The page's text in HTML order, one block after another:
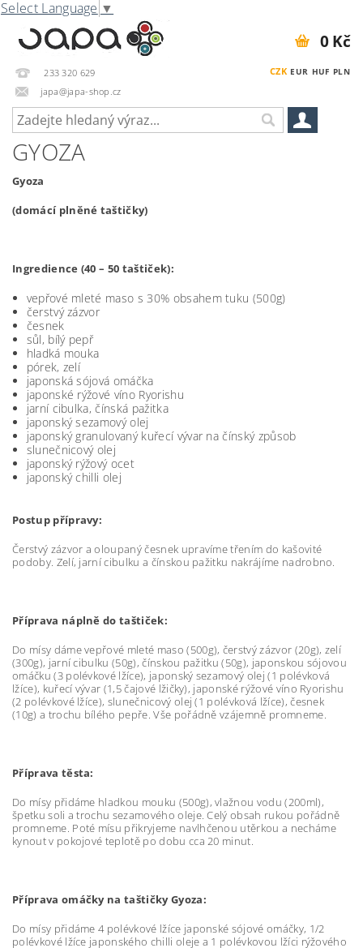
Select Language ▼
233 320 629
japa@japa-shop.cz
CZK EUR HUF PLN
0 Kč
GYOZA
Gyoza
(domácí plněné taštičky)
Ingredience (40 – 50 taštiček):
vepřové mleté maso s 30% obsahem tuku (500g)
čerstvý zázvor
česnek
sůl, bílý pepř
hladká mouka
pórek, zelí
japonská sójová omáčka
japonské rýžové víno Ryorishu
jarní cibulka, čínská pažitka
japonský sezamový olej
japonský granulovaný kuřecí vývar na čínský způsob
slunečnicový olej
japonský rýžový ocet
japonský chilli olej
Postup přípravy:
Čerstvý zázvor a oloupaný česnek upravíme třením do kašovité
podoby. Zelí, jarní cibulku a čínskou pažitku nakrájíme nadrobno.
Příprava náplně do taštiček:
Do mísy dáme vepřové mleté maso (500g), čerstvý zázvor (20g), zelí
(300g), jarní cibulku (50g), čínskou pažitku (50g), japonskou sójovou
omáčku (3 polévkové lžíce), japonský sezamový olej (1 polévková
lžíce), kuřecí vývar (1,5 čajové lžičky), japonské rýžové víno Ryorishu
(2 polévkové lžíce), slunečnicový olej (1 polévková lžíce), česnek
(10g) a trochu bílého pepře. Vše pořádně vzájemně promneme.
Příprava těsta:
Do mísy přidáme hladkou mouku (500g), vlažnou vodu (200ml),
špetku soli a trochu sezamového oleje. Celý obsah rukou pořádně
promneme. Poté mísu přikryjeme navlhčenou utěrkou a necháme
kynout v pokojové teplotě po dobu cca 20 minut.
Příprava omáčky na taštičky Gyoza:
Do mísy přidáme 4 polévkové lžíce japonské sójové omáčky, 1/2
polévkové lžíce japonského chilli oleje a 1 polévkovou lžíci rýžového